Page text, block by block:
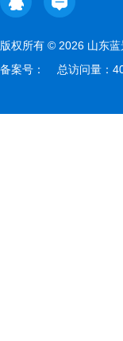
版权所有 © 2026 山东
备案号：
总访问量：